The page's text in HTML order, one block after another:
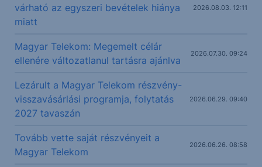
várható az egyszeri bevételek hiánya
miatt
2026.08.03. 12:11
Magyar Telekom: Megemelt célár
ellenére változatlanul tartásra ajánlva
2026.07.30. 09:24
Lezárult a Magyar Telekom részvény-
visszavásárlási programja, folytatás
2027 tavaszán
2026.06.29. 09:40
Tovább vette saját részvényeit a
Magyar Telekom
2026.06.26. 08:58